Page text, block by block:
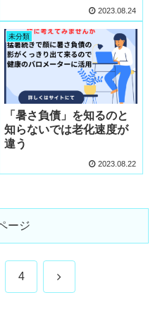
2023.08.24
未分類
「暑さ負債」を知るのと
知らないでは老化速度が
違う
2023.08.22
ージ
4 次